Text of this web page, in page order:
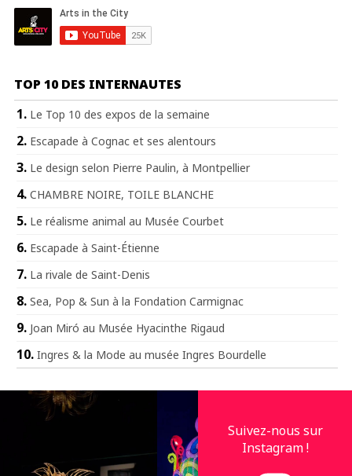
TOP 10 DES INTERNAUTES
Le Top 10 des expos de la semaine
Escapade à Cognac et ses alentours
Le design selon Pierre Paulin, à Montpellier
CHAMBRE NOIRE, TOILE BLANCHE
Le réalisme animal au Musée Courbet
Escapade à Saint-Étienne
La rivale de Saint-Denis
Sea, Pop & Sun à la Fondation Carmignac
Joan Miró au Musée Hyacinthe Rigaud
Ingres & la Mode au musée Ingres Bourdelle
Suivez-nous sur
Instagram !